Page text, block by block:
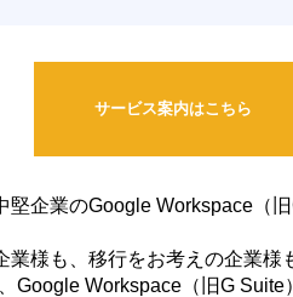
サービス案内はこちら
堅企業のGoogle Workspace（
業様も、移行をお考えの企業
Google Workspace（旧G Suite